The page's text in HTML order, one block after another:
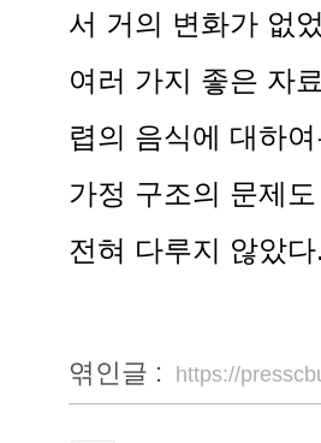
서 거의 변화가 없
여러 가지 좋은 자
렵의 음식에 대하
가정 구조의 문제
전혀 다루지 않았
엮인글 : https://